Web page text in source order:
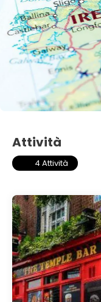
Attività
4 Attività